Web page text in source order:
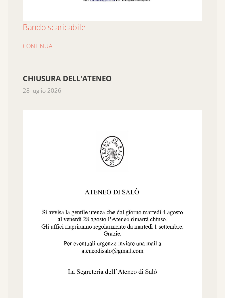
Bando scaricabile
CONTINUA
CHIUSURA DELL'ATENEO
28 luglio 2026